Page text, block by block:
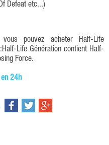
Defeat etc...)
pouvez acheter Half-Life
Life Génération contient Half-
Force.
24h